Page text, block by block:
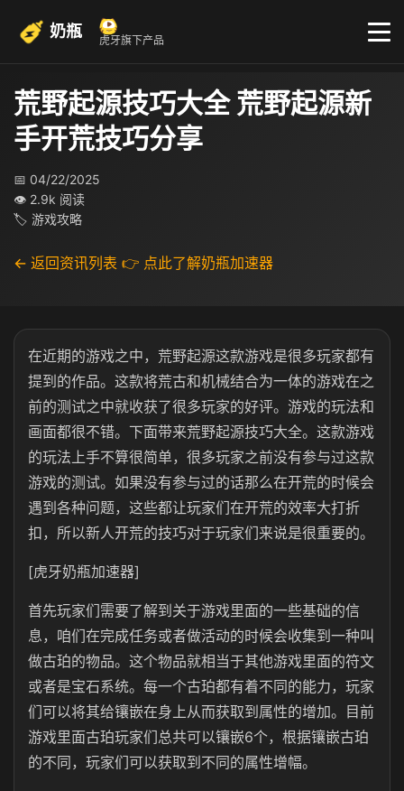
奶瓶 虎牙旗下产品
荒野起源技巧大全 荒野起源新
手开荒技巧分享
📅 04/22/2025
👁 2.9k 阅读
🏷 游戏攻略
← 返回资讯列表 👉 点此了解奶瓶加速器
在近期的游戏之中，荒野起源这款游戏是很多玩家都有
提到的作品。这款将荒古和机械结合为一体的游戏在之
前的测试之中就收获了很多玩家的好评。游戏的玩法和
画面都很不错。下面带来荒野起源技巧大全。这款游戏
的玩法上手不算很简单，很多玩家之前没有参与过这款
游戏的测试。如果没有参与过的话那么在开荒的时候会
遇到各种问题，这些都让玩家们在开荒的效率大打折
扣，所以新人开荒的技巧对于玩家们来说是很重要的。
[虎牙奶瓶加速器]
首先玩家们需要了解到关于游戏里面的一些基础的信
息，咱们在完成任务或者做活动的时候会收集到一种叫
做古珀的物品。这个物品就相当于其他游戏里面的符文
或者是宝石系统。每一个古珀都有着不同的能力，玩家
们可以将其给镶嵌在身上从而获取到属性的增加。目前
游戏里面古珀玩家们总共可以镶嵌6个，根据镶嵌古珀
的不同，玩家们可以获取到不同的属性增幅。